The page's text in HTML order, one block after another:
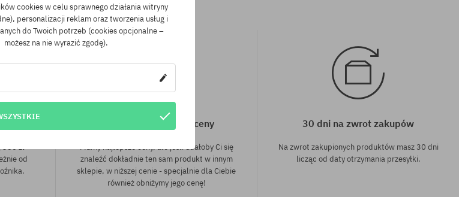
zł
od
Gwarancja najniższej ceny
Mamy najlepsze ceny, ale jeśli udałoby Ci się
znaleźć dokładnie ten sam produkt w innym
sklepie, w niższej cenie - specjalnie dla Ciebie
również obniżymy jego cenę!
30 dni na zwrot zakupów
Na zwrot zakupionych produktów masz 30 dni
licząc od daty otrzymania przesyłki.
cookies w celu sprawnego działania witryny
personalizacji reklam oraz tworzenia usług i
do Twoich potrzeb (cookies opcjonalne –
możesz na nie wyrazić zgodę).